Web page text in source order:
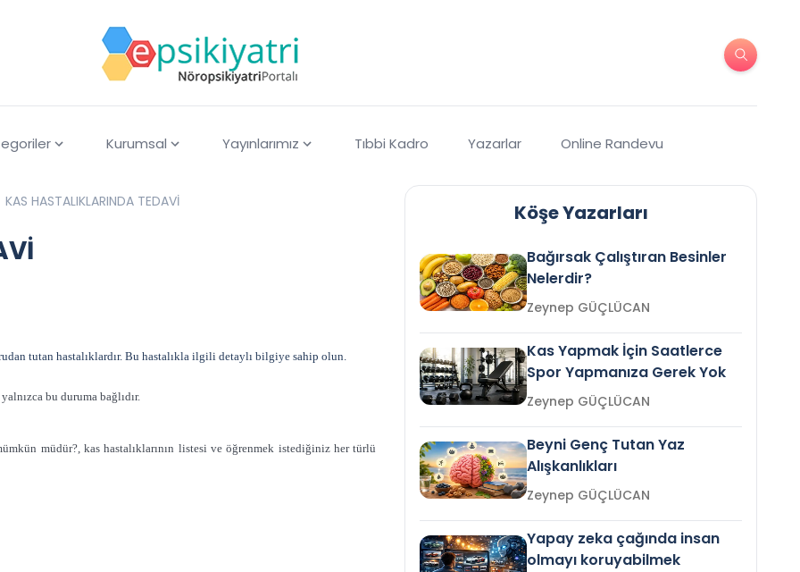
Kurumsal Yayınlarımız Tıbbi Kadro Yazarlar Online Randevu
KAS HASTALIKLARINDA TEDAVİ
tutan hastalıklardır. Bu hastalıkla ilgili detaylı bilgiye sahip olun.
bu duruma bağlıdır.
müdür?, kas hastalıklarının listesi ve öğrenmek istediğiniz her türlü
Köşe Yazarları
Bağırsak Çalıştıran Besinler
Nelerdir?
Zeynep GÜÇLÜCAN
Kas Yapmak İçin Saatlerce
Spor Yapmanıza Gerek Yok
Zeynep GÜÇLÜCAN
Beyni Genç Tutan Yaz
Alışkanlıkları
Zeynep GÜÇLÜCAN
Yapay zeka çağında insan
olmayı koruyabilmek